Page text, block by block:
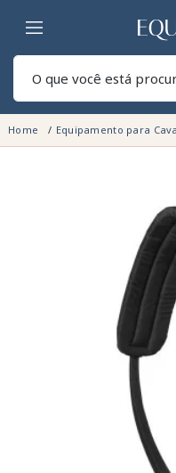
Lar
Home Equipamento para